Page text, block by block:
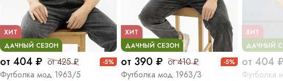
ДАЧНЫЙ СЕЗОН
ХИТ
от 404 ₽ от 425 ₽ -5%
Футболка мод.1963/5
ДАЧНЫЙ СЕЗОН
ХИТ
от 390 ₽ от 410 ₽ -5%
Футболка мод.1963/3
ДАЧНЫЙ
ХИТ
от 404
Футболка